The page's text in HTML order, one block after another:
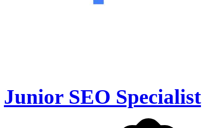
Junior SEO Specialist